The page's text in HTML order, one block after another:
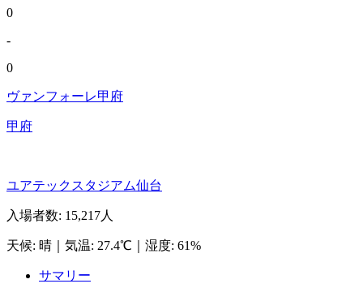
0
-
0
ヴァンフォーレ甲府
甲府
ユアテックスタジアム仙台
入場者数: 15,217人
天候: 晴 気温: 27.4℃ 湿度: 61%
サマリー